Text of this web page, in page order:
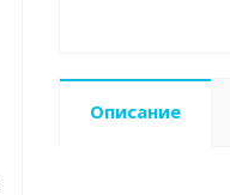
Описание